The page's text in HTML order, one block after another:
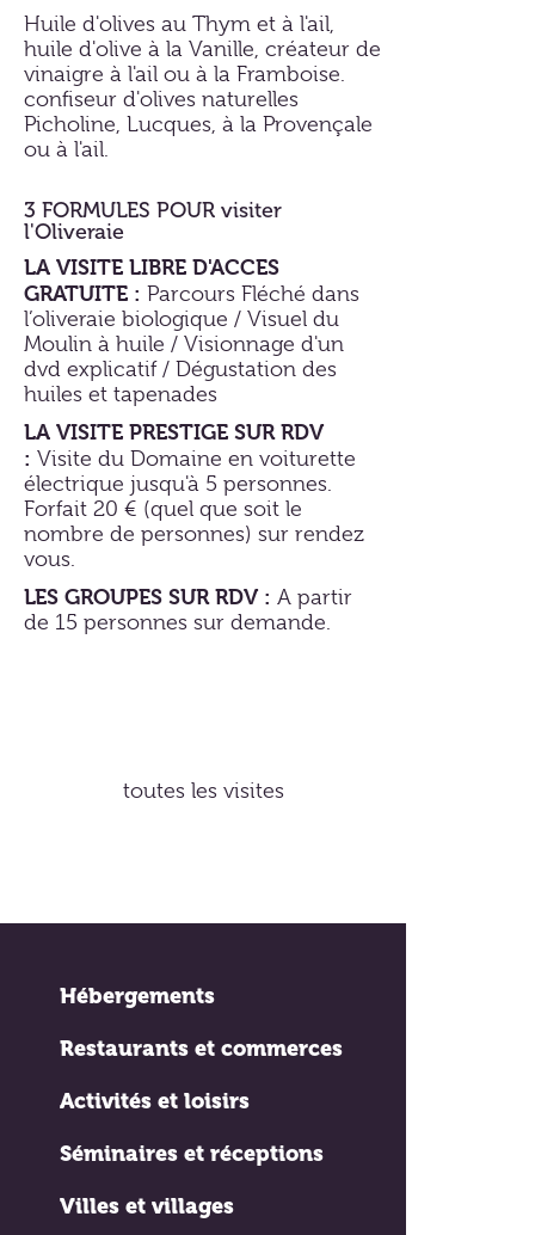
Huile d'olives au Thym et à l'ail,
huile d'olive à la Vanille, créateur de
vinaigre à l'ail ou à la Framboise.
confiseur d'olives naturelles
Picholine, Lucques, à la Provençale
ou à l'ail.
3 FORMULES POUR visiter
l'Oliveraie
LA VISITE LIBRE D'ACCES
GRATUITE : Parcours Fléché dans
l’oliveraie biologique / Visuel du
Moulin à huile / Visionnage d'un
dvd explicatif / Dégustation des
huiles et tapenades
LA VISITE PRESTIGE SUR RDV
: Visite du Domaine en voiturette
électrique jusqu'à 5 personnes.
Forfait 20 € (quel que soit le
nombre de personnes) sur rendez
vous.
LES GROUPES SUR RDV : A partir
de 15 personnes sur demande.
toutes les visites
Hébergements
Restaurants et commerces
Activités et loisirs
Séminaires et réceptions
Villes et villages